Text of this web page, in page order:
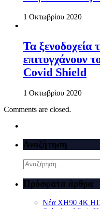
1 Οκτωβρίου 2020
Τα ξενοδοχεία
επιτυγχάνουν
Covid Shield
1 Οκτωβρίου 2020
Comments are closed.
Αναζήτηση
Αναζήτηση
για:
Πρόσφατα άρθρα
Νέα XH90 4K